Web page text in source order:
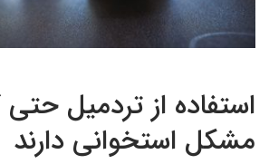
استفاده از تردمیل
مشکل استخوانی دارند